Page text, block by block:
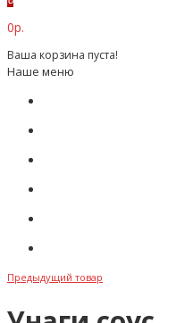
0р.
Ваша корзина пуста!
Наше меню
Предыдущий товар